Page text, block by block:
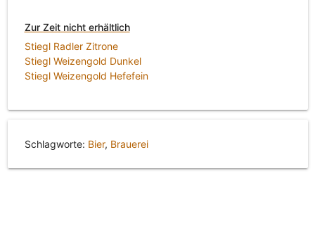
Zur Zeit nicht erhältlich
Stiegl Radler Zitrone
Stiegl Weizengold Dunkel
Stiegl Weizengold Hefefein
Schlagworte: Bier, Brauerei